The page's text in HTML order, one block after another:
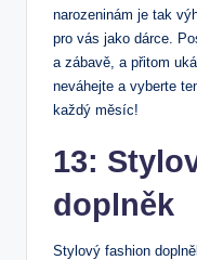
narozeninám je tak
pro vás jako dárce.
a zábavě, a přitom
neváhejte a vyberte
každý měsíc!
13:
doplněk
Stylový fashion